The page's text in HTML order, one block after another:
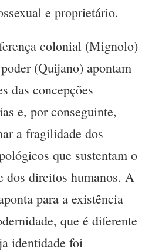
e proprietário.
colonial (Mignolo)
(Quijano) apontam
das concepções
e, por conseguinte,
a fragilidade dos
que sustentam o
dos direitos humanos. A
para a existência
que é diferente
identidade foi